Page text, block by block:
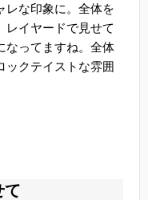
レな印象に。全体を
レイヤードで見せて
なってますね。全体
ックテイストな雰囲
て